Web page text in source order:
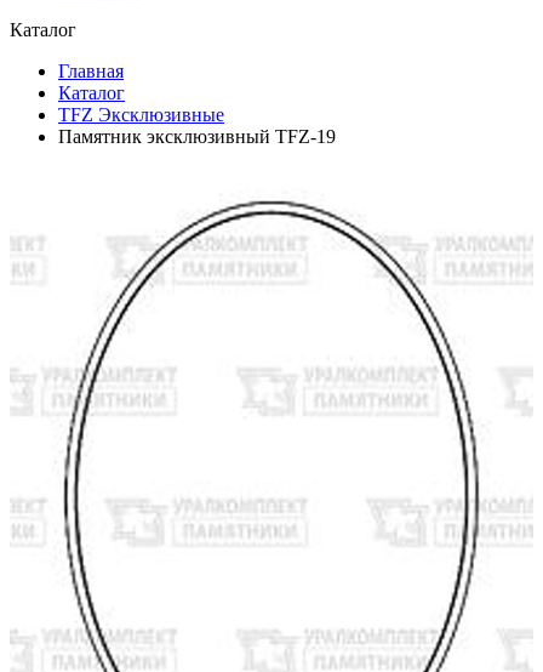
Каталог
Главная
Каталог
TFZ Эксклюзивные
Памятник эксклюзивный TFZ-19